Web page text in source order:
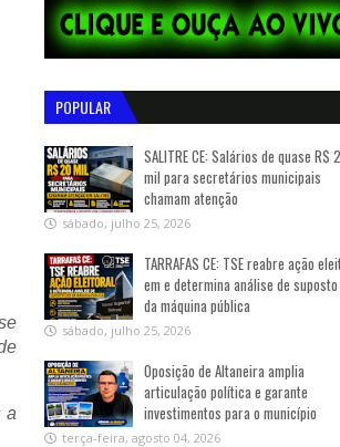
a
POPULAR
SALITRE CE: Salários de quase R$
mil para secretários municipais
chamam atenção
sábado, julho 25, 2026
TARRAFAS CE: TSE reabre ação
em e determina análise de
da máquina pública
sábado, julho 25, 2026
Oposição de Altaneira amplia
articulação política e garante
investimentos para o município
terça-feira, agosto 04, 2026